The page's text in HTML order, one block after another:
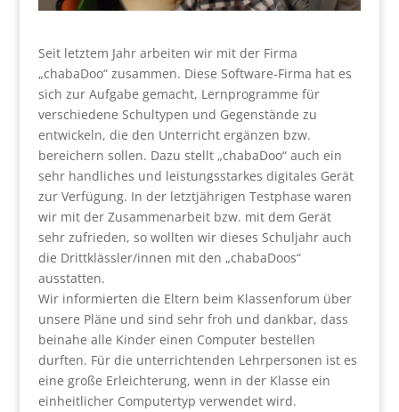
Seit letztem Jahr arbeiten wir mit der Firma
„chabaDoo“ zusammen. Diese Software-Firma hat es
sich zur Aufgabe gemacht, Lernprogramme für
verschiedene Schultypen und Gegenstände zu
entwickeln, die den Unterricht ergänzen bzw.
bereichern sollen. Dazu stellt „chabaDoo“ auch ein
sehr handliches und leistungsstarkes digitales Gerät
zur Verfügung. In der letztjährigen Testphase waren
wir mit der Zusammenarbeit bzw. mit dem Gerät
sehr zufrieden, so wollten wir dieses Schuljahr auch
die Drittklässler/innen mit den „chabaDoos“
ausstatten.
Wir informierten die Eltern beim Klassenforum über
unsere Pläne und sind sehr froh und dankbar, dass
beinahe alle Kinder einen Computer bestellen
durften. Für die unterrichtenden Lehrpersonen ist es
eine große Erleichterung, wenn in der Klasse ein
einheitlicher Computertyp verwendet wird.